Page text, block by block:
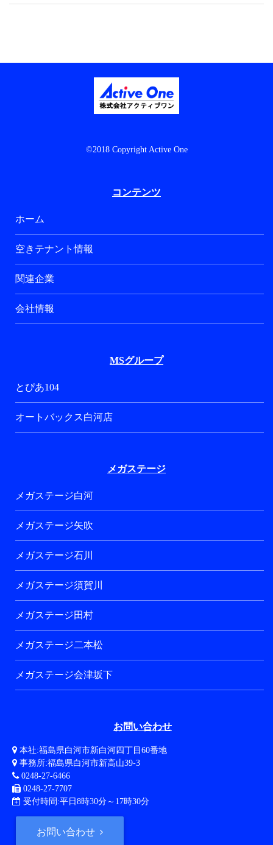
©2018 Copyright Active One
コンテンツ
ホーム
空きテナント情報
関連企業
会社情報
MSグループ
とぴあ104
オートバックス白河店
メガステージ
メガステージ白河
メガステージ矢吹
メガステージ石川
メガステージ須賀川
メガステージ田村
メガステージ二本松
メガステージ会津坂下
お問い合わせ
本社:福島県白河市新白河四丁目60番地
事務所:福島県白河市新高山39-3
0248-27-6466
0248-27-7707
受付時間:平日8時30分～17時30分
お問い合わせ